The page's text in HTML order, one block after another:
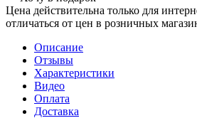
Цена действительна только для
отличаться от цен в розничных
Описание
Отзывы
Характеристики
Видео
Оплата
Доставка